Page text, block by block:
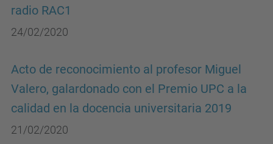
radio RAC1
24/02/2020
Acto de reconocimiento al profesor Miguel
Valero, galardonado con el Premio UPC a la
calidad en la docencia universitaria 2019
21/02/2020